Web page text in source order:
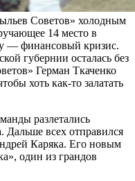
Советов» холодным
14 место в
— финансовый кризис.
губернии осталась без
Герман Ткаченко
хоть как-то залатать
разлетались
Дальше всех отправился
Каряка. Его новым
один из грандов